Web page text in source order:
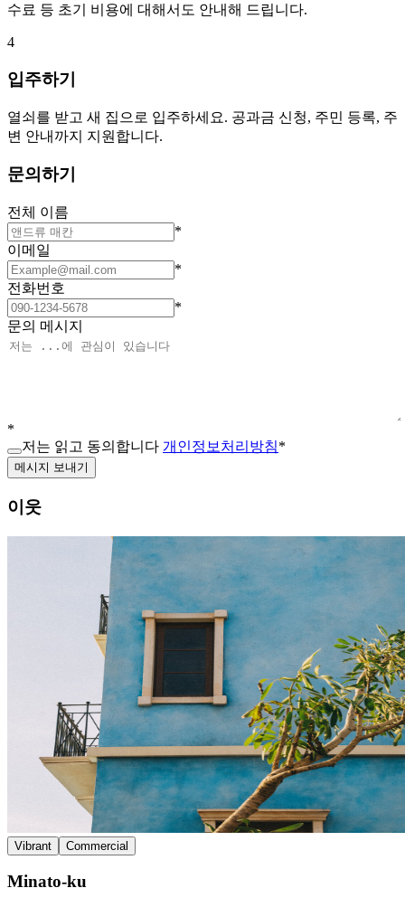
수료 등 초기 비용에 대해서도 안내해 드립니다.
4
입주하기
열쇠를 받고 새 집으로 입주하세요. 공과금 신청, 주민 등록, 주
변 안내까지 지원합니다.
문의하기
전체 이름
*
이메일
*
전화번호
*
문의 메시지
*
저는 읽고 동의합니다 개인정보처리방침*
메시지 보내기
이웃
Vibrant Commercial
Minato-ku